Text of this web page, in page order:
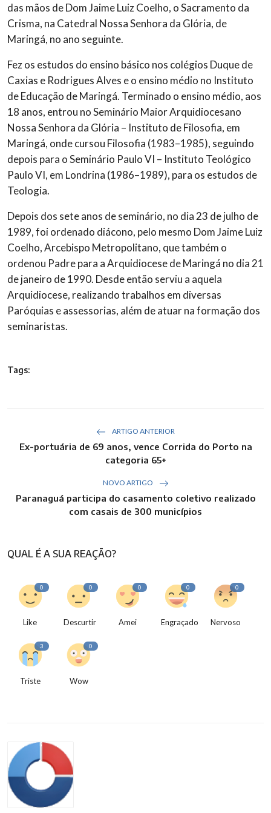
das mãos de Dom Jaime Luiz Coelho, o Sacramento da
Crisma, na Catedral Nossa Senhora da Glória, de
Maringá, no ano seguinte.
Fez os estudos do ensino básico nos colégios Duque de
Caxias e Rodrigues Alves e o ensino médio no Instituto
de Educação de Maringá. Terminado o ensino médio, aos
18 anos, entrou no Seminário Maior Arquidiocesano
Nossa Senhora da Glória – Instituto de Filosofia, em
Maringá, onde cursou Filosofia (1983–1985), seguindo
depois para o Seminário Paulo VI – Instituto Teológico
Paulo VI, em Londrina (1986–1989), para os estudos de
Teologia.
Depois dos sete anos de seminário, no dia 23 de julho de
1989, foi ordenado diácono, pelo mesmo Dom Jaime Luiz
Coelho, Arcebispo Metropolitano, que também o
ordenou Padre para a Arquidiocese de Maringá no dia 21
de janeiro de 1990. Desde então serviu a aquela
Arquidiocese, realizando trabalhos em diversas
Paróquias e assessorias, além de atuar na formação dos
seminaristas.
Tags:
ARTIGO ANTERIOR
Ex-portuária de 69 anos, vence Corrida do Porto na
categoria 65+
NOVO ARTIGO
Paranaguá participa do casamento coletivo realizado
com casais de 300 municípios
QUAL É A SUA REAÇÃO?
0
Like
0
Descurtir
0
Amei
0
Engraçado
0
Nervoso
3
Triste
0
Wow